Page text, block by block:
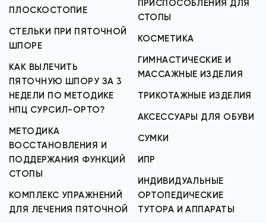
ПЛОСКОСТОПИЕ
СТЕЛЬКИ ПРИ ПЯТОЧНОЙ
ШПОРЕ
КАК ВЫЛЕЧИТЬ
ПЯТОЧНУЮ ШПОРУ ЗА 3
НЕДЕЛИ ПО МЕТОДИКЕ
НПЦ СУРСИЛ-ОРТО?
МЕТОДИКА
ВОССТАНОВЛЕНИЯ И
ПОДДЕРЖАНИЯ ФУНКЦИЙ
СТОПЫ
КОМПЛЕКС УПРАЖНЕНИЙ
ДЛЯ ЛЕЧЕНИЯ ПЯТОЧНОЙ
ПРИСПОСОБЛЕНИЯ ДЛЯ
СТОПЫ
КОСМЕТИКА
ГИМНАСТИЧЕСКИЕ И
МАССАЖНЫЕ ИЗДЕЛИЯ
ТРИКОТАЖНЫЕ ИЗДЕЛИЯ
АКСЕССУАРЫ ДЛЯ ОБУВИ
СУМКИ
ИПР
ИНДИВИДУАЛЬНЫЕ
ОРТОПЕДИЧЕСКИЕ
ТУТОРА И АППАРАТЫ